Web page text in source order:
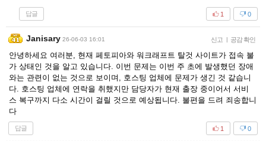
답글 0
1
Janisary 26-06-03 16:01 신고 | 공감 확인
안녕하세요 여러분, 현재 페토피아와 워크래프트 탈것 사이트가 접속 불
가 상태인 것을 알고 있습니다. 이번 문제는 이번 주 초에 발생했던 장애
와는 관련이 없는 것으로 보이며, 호스팅 업체에 문제가 생긴 것 같습니
다. 호스팅 업체에 연락을 취했지만 담당자가 현재 출장 중이어서 서비
스 복구까지 다소 시간이 걸릴 것으로 예상됩니다. 불편을 드려 죄송합니
다
답글 0
1